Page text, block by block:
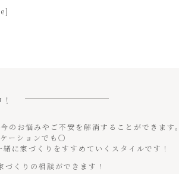
お悩みやご不安を解消することができます。
ーションでも○
家づくりをすすめていくスタイルです！
くりの相談ができます！